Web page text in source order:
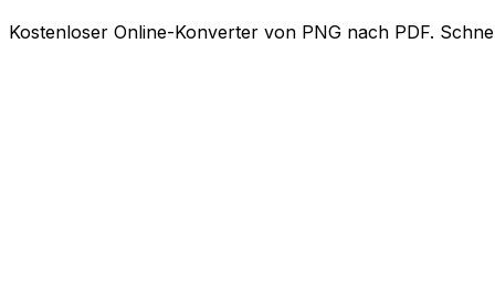
Kostenloser Online-Konverter von PNG nach PDF.